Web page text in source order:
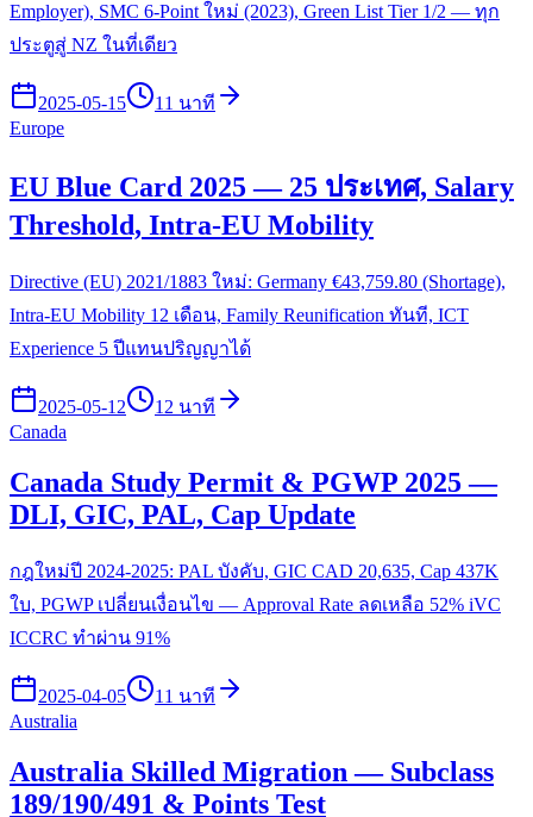
Employer), SMC 6-Point ใหม่ (2023), Green List Tier 1/2 — ทุก
ประตูสู่ NZ ในที่เดียว
2025-05-15
11 นาที
Europe
EU Blue Card 2025 — 25 ประเทศ, Salary
Threshold, Intra-EU Mobility
Directive (EU) 2021/1883 ใหม่: Germany €43,759.80 (Shortage),
Intra-EU Mobility 12 เดือน, Family Reunification ทันที, ICT
Experience 5 ปีแทนปริญญาได้
2025-05-12
12 นาที
Canada
Canada Study Permit & PGWP 2025 —
DLI, GIC, PAL, Cap Update
กฎใหม่ปี 2024-2025: PAL บังคับ, GIC CAD 20,635, Cap 437K
ใบ, PGWP เปลี่ยนเงื่อนไข — Approval Rate ลดเหลือ 52% iVC
ICCRC ทำผ่าน 91%
2025-04-05
11 นาที
Australia
Australia Skilled Migration — Subclass
189/190/491 & Points Test